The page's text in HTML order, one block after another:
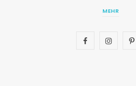
MEHR
F
I
P